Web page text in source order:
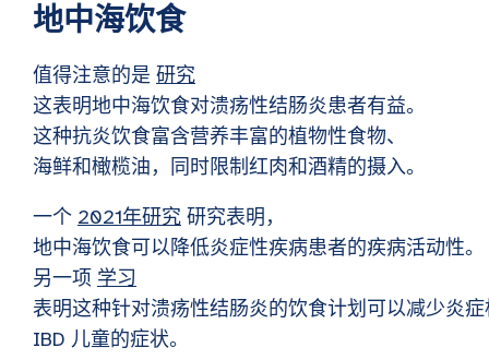
地中海饮食
值得注意的是 研究
这表明地中海饮食对溃疡性结肠炎患者有益。
这种抗炎饮食富含营养丰富的植物性食物、
海鲜和橄榄油，同时限制红肉和酒精的摄入。
一个 2021年研究 研究表明，
地中海饮食可以降低炎症性疾病患者的疾病活动性。
另一项 学习
表明这种针对溃疡性结肠炎的饮食计划可以减少炎
IBD 儿童的症状。